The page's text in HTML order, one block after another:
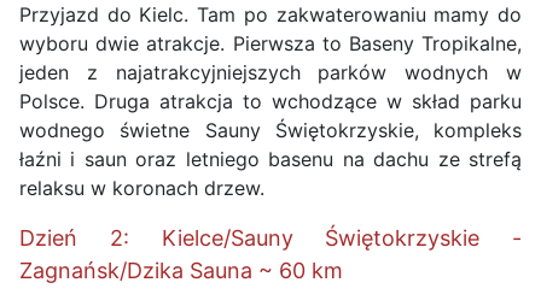
Przyjazd do Kielc. Tam po zakwaterowaniu mamy do
wyboru dwie atrakcje. Pierwsza to Baseny Tropikalne,
jeden z najatrakcyjniejszych parków wodnych w
Polsce. Druga atrakcja to wchodzące w skład parku
wodnego świetne Sauny Świętokrzyskie, kompleks
łaźni i saun oraz letniego basenu na dachu ze strefą
relaksu w koronach drzew.
Dzień 2: Kielce/Sauny Świętokrzyskie -
Zagnańsk/Dzika Sauna ~ 60 km